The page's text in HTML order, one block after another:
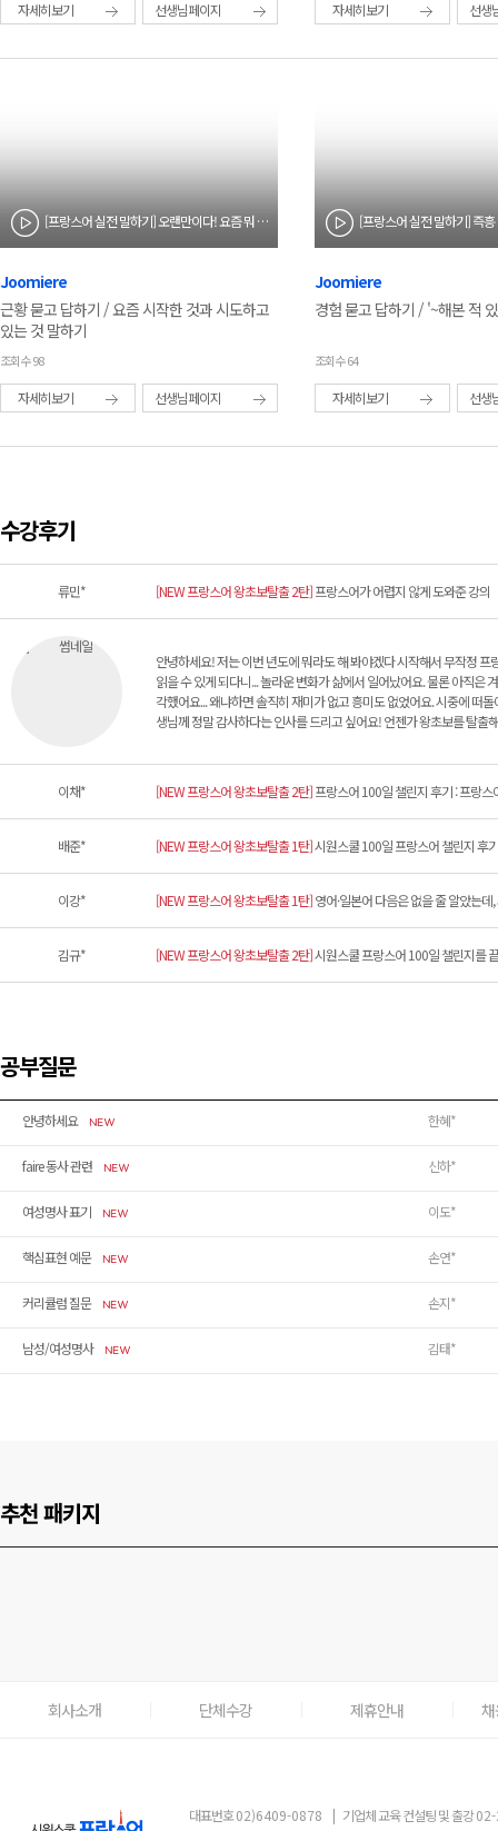
자세히보기 선생님페이지 자세히보기 선생
[프랑스어 실전 말하기] 오랜만이다! 요즘 뭐 하고 지내?
Joomiere
근황 묻고 답하기 / 요즘 시작한 것과 시도하고
있는 것 말하기
조회수 98
자세히보기 선생님페이지
[프랑스어 실전 말하기] 즉
Joomiere
경험 묻고 답하기 / '~해본 적
조회수 64
자세히보기 선생
수강후기
류민* [NEW 프랑스어 왕초보탈출 2탄]프랑스어가 어렵지 않게 도와준 강의
안녕하세요! 저는 이번 년도에 뭐라도 해 봐야겠다 시작해서 무작정
읽을 수 있게 되다니... 놀라운 변화가 삶에서 일어났어요. 물론 아직
각했어요... 왜냐하면 솔직히 재미가 없고 흥미도 없었어요. 시중에 떠
생님께 정말 감사하다는 인사를 드리고 싶어요! 언젠가 왕초보를 탈
이채* [NEW 프랑스어 왕초보탈출 2탄]프랑스어 100일 챌린지 후기 : 프랑
배준* [NEW 프랑스어 왕초보탈출 1탄]시원스쿨 100일 프랑스어 챌린지 후기
이강* [NEW 프랑스어 왕초보탈출 1탄]영어·일본어 다음은 없을 줄 알았는
김규* [NEW 프랑스어 왕초보탈출 2탄]시원스쿨 프랑스어 100일 챌린지를
공부질문
안녕하세요 한혜*
faire 동사 관련 신하*
여성명사 표기 이도*
핵심표현 예문 손연*
커리큘럼 질문 손지*
남성/여성명사 김태*
추천 패키지
회사소개 단체수강 제휴안내
대표번호02)6409-0878 | 기업체 교육 컨설팅 및 출강